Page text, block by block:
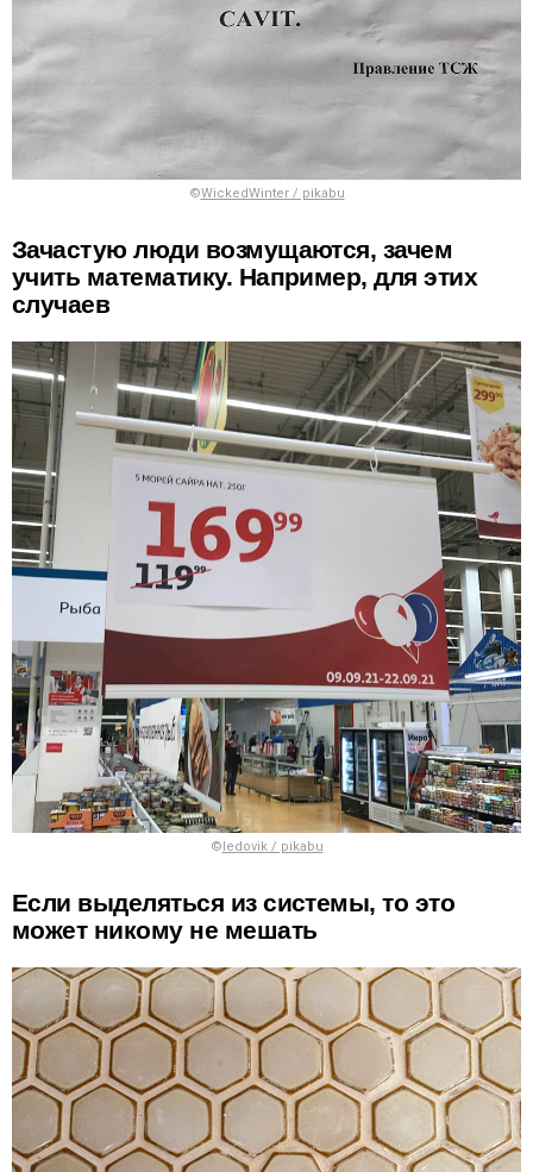
©WickedWinter / pikabu
Зачастую люди возмущаются, зачем
учить математику. Например, для этих
случаев
© ledovik / pikabu
Если выделяться из системы, то это
может никому не мешать